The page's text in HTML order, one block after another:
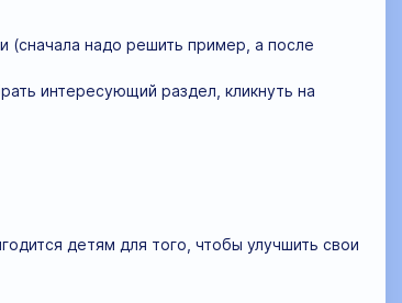
(сначала надо решить пример, а после
интересующий раздел, кликнуть на
детям для того, чтобы улучшить свои